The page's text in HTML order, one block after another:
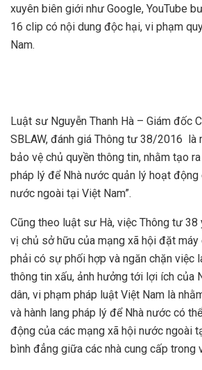
xuyên biên giới như Google, YouTube
16 clip có nội dung độc hại, vi phạm
Nam.
Luật sư Nguyễn Thanh Hà – Giám đốc
SBLAW, đánh giá Thông tư 38/2016 là
bảo vệ chủ quyền thông tin, nhằm tạo
pháp lý để Nhà nước quản lý hoạt động
nước ngoài tại Việt Nam”.
Cũng theo luật sư Hà, việc Thông tư 38
vị chủ sở hữu của mạng xã hội đặt
phải có sự phối hợp và ngăn chặn việc
thông tin xấu, ảnh hưởng tới lợi ích của
dân, vi phạm pháp luật Việt Nam là
và hành lang pháp lý để Nhà nước có
động của các mạng xã hội nước ngoài
bình đẳng giữa các nhà cung cấp trong